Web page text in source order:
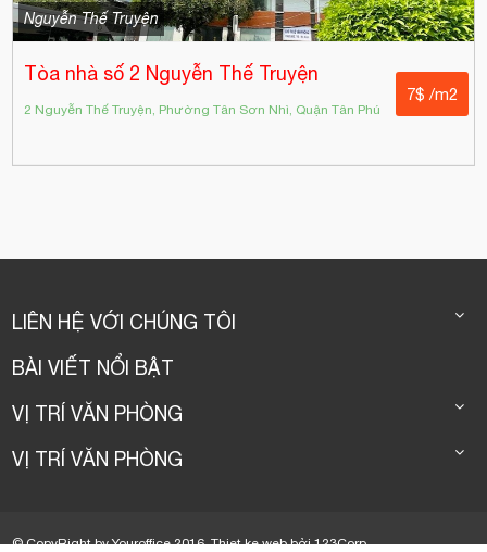
Nguyễn Thế Truyện
Tòa nhà số 2 Nguyễn Thế Truyện
2 Nguyễn Thế Truyện, Phường Tân Sơn Nhì, Quận Tân Phú
7$ /m2
LIÊN HỆ VỚI CHÚNG TÔI
BÀI VIẾT NỔI BẬT
VỊ TRÍ VĂN PHÒNG
VỊ TRÍ VĂN PHÒNG
© CopyRight by Youroffice 2016.Thiet ke webbởi123Corp